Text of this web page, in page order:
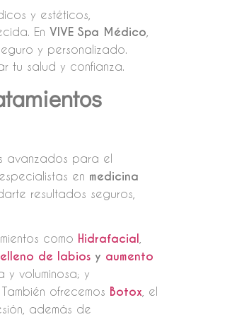
y estéticos,
En VIVE Spa Médico
y personalizado.
tu salud y confianza.
avanzados para el
en medicina
resultados seguros,
como Hidrafacial
de labiosy aumento
voluminosa; y
ofrecemos Botox , el
además de